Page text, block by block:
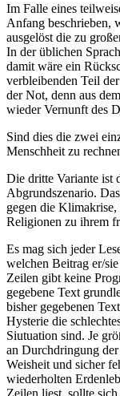
Im Falle eines
Anfang beschrieben,
ausgelöst die zu
In der üblichen
damit wäre ein
verbleibenden Teil
der Not, denn aus
wieder Vernunft des
Sind dies die zwei
Menschheit zu
Die dritte Variante ist
Abgrundszenario.
gegen die Klimakrise,
Religionen zu ihrem
Es mag sich jeder
welchen Beitrag er/
Zeilen gibt keine
gegebene Text
bisher gegebenen
Hysterie die
Siutuation sind. Je
an Durchdringung
Weisheit und sicher
wiederholten
Zeilen liest, sollte